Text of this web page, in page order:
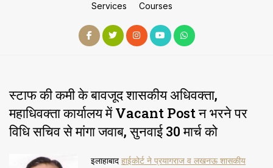
Services Courses
स्टाफ की कमी के बावजूद शासकीय अधिवक्ता,
महाधिवक्ता कार्यालय में Vacant Post न भरने पर
विधि सचिव से मांगा जवाब, सुनवाई 30 मार्च को
इलाहाबाद हाईकोर्ट ने प्रयागराज व लखनऊ शासकीय